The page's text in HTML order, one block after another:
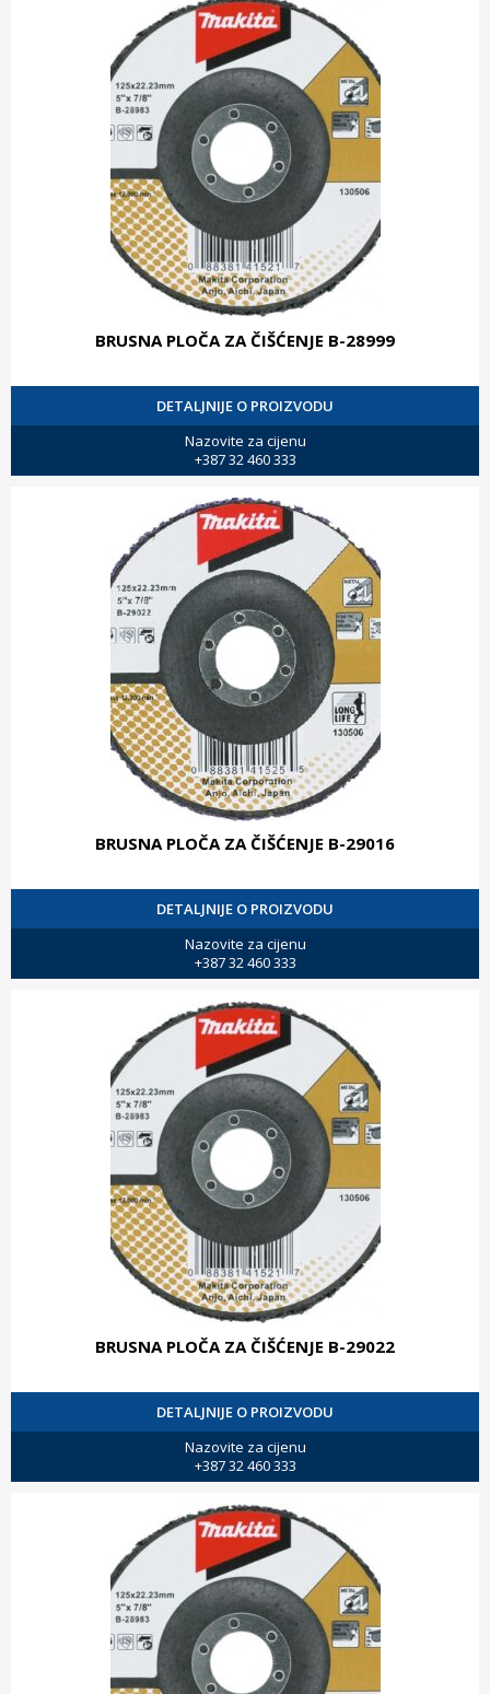
BRUSNA PLOČA ZA ČIŠĆENJE B-28999
DETALJNIJE O PROIZVODU
Nazovite za cijenu
+387 32 460 333
BRUSNA PLOČA ZA ČIŠĆENJE B-29016
DETALJNIJE O PROIZVODU
Nazovite za cijenu
+387 32 460 333
BRUSNA PLOČA ZA ČIŠĆENJE B-29022
DETALJNIJE O PROIZVODU
Nazovite za cijenu
+387 32 460 333